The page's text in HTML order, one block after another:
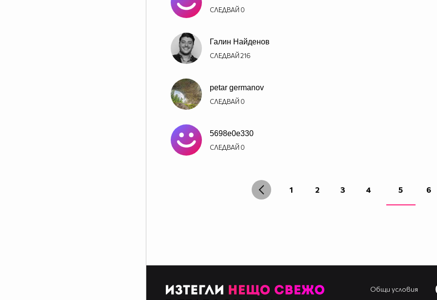
СЛЕДВАЙ 0
Галин Найденов
СЛЕДВАЙ216
petar germanov
СЛЕДВАЙ 0
5698e0e330
СЛЕДВАЙ 0
1 2 3 4 5 6
Общи условия